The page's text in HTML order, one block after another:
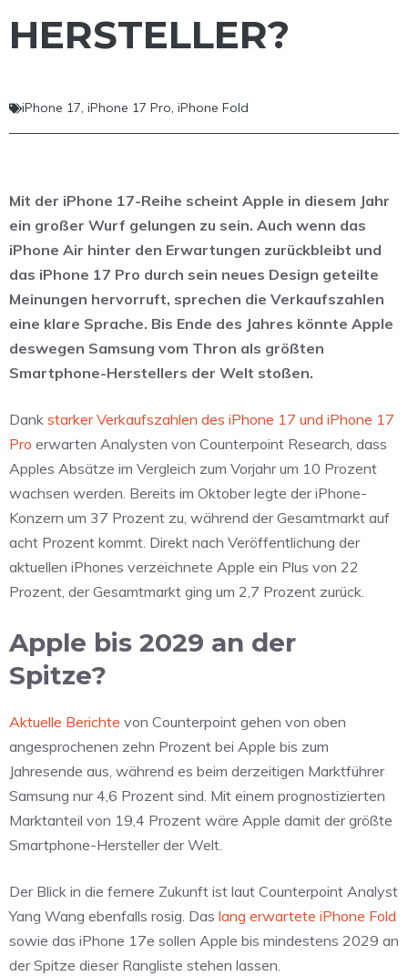
ERSTELLER?
iPhone 17, iPhone 17 Pro, iPhone Fold
Mit der iPhone 17-Reihe scheint Apple in diesem Jahr
ein großer Wurf gelungen zu sein. Auch wenn das
iPhone Air hinter den Erwartungen zurückbleibt und
das iPhone 17 Pro durch sein neues Design geteilte
Meinungen hervorruft, sprechen die Verkaufszahlen
eine klare Sprache. Bis Ende des Jahres könnte Apple
deswegen Samsung vom Thron als größten
Smartphone-Herstellers der Welt stoßen.
Dank starker Verkaufszahlen des iPhone 17 und iPhone 17
Pro erwarten Analysten von Counterpoint Research, dass
Apples Absätze im Vergleich zum Vorjahr um 10 Prozent
wachsen werden. Bereits im Oktober legte der iPhone-
Konzern um 37 Prozent zu, während der Gesamtmarkt auf
acht Prozent kommt. Direkt nach Veröffentlichung der
aktuellen iPhones verzeichnete Apple ein Plus von 22
Prozent, der Gesamtmarkt ging um 2,7 Prozent zurück.
Apple bis 2029 an der
Spitze?
Aktuelle Berichte von Counterpoint gehen von oben
angesprochenen zehn Prozent bei Apple bis zum
Jahresende aus, während es beim derzeitigen Marktführer
Samsung nur 4,6 Prozent sind. Mit einem prognostizierten
Marktanteil von 19,4 Prozent wäre Apple damit der größte
Smartphone-Hersteller der Welt.
Der Blick in die fernere Zukunft ist laut Counterpoint Analyst
Yang Wang ebenfalls rosig. Das lang erwartete iPhone Fold
sowie das iPhone 17e sollen Apple bis mindestens 2029 an
der Spitze dieser Rangliste stehen lassen.